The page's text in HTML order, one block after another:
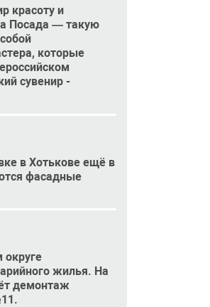
красоту и
Посада — такую
которые
сувенир -
в Хотькове ещё в
фасадные
округе
жилья. На
демонтаж